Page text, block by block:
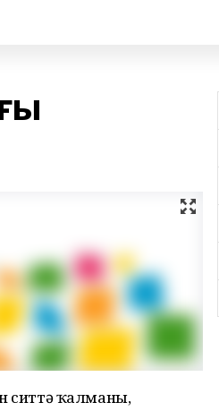
ситтә ҡалманы,